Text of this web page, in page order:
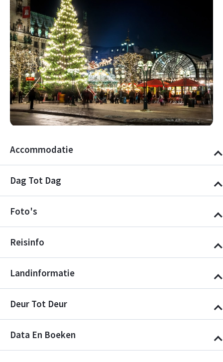
Accommodatie
Dag Tot Dag
Foto's
Reisinfo
Landinformatie
Deur Tot Deur
Data En Boeken